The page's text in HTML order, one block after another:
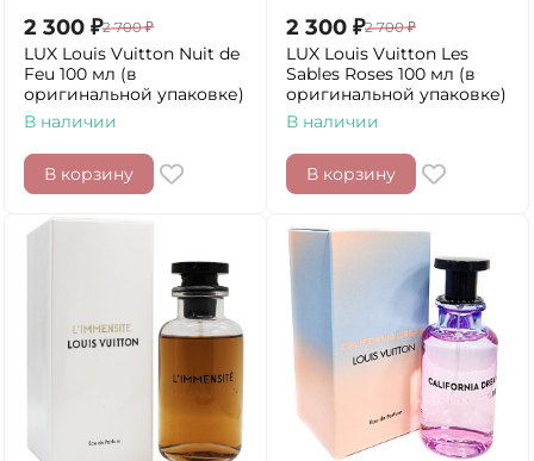
2 300 ₽2 700 ₽
LUX Louis Vuitton Nuit de
Feu 100 мл (в
оригинальной упаковке)
В наличии
В корзину
2 300 ₽2 700 ₽
LUX Louis Vuitton Les
Sables Roses 100 мл (в
оригинальной упаковке)
В наличии
В корзину